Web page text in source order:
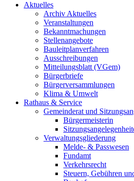
Aktuelles
Archiv Aktuelles
Veranstaltungen
Bekanntmachungen
Stellenangebote
Bauleitplanverfahren
Ausschreibungen
Mitteilungsblatt (VGem)
Bürgerbriefe
Bürgerversammlungen
Klima & Umwelt
Rathaus & Service
Gemeinderat und
Bürgermeisterin
Verwaltungsgliederung
Melde- & Passwesen
Fundamt
Verkehrsrecht
Steuern, Gebühren